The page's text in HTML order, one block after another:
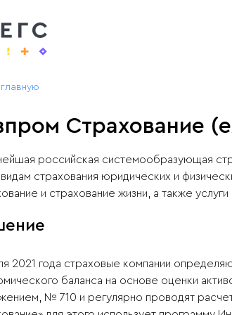
Страхование
российская системообразующая
страхования юридических и
и страхование жизни, а также
2021 года страховые компании
баланса на основе оценки
№ 710 и регулярно проводят